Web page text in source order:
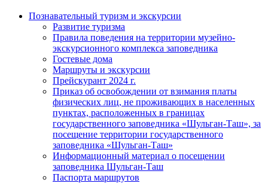
Познавательный туризм и экскурсии
Развитие туризма
Правила поведения на территории музейно-
экскурсионного комплекса заповедника
Гостевые дома
Маршруты и экскурсии
Прейскурант 2024 г.
Приказ об освобождении от взимания платы
физических лиц, не проживающих в населенных
пунктах, расположенных в границах
государственного заповедника «Шульган-Таш», за
посещение территории государственного
заповедника «Шульган-Таш»
Информационный материал о посещении
заповедника Шульган-Таш
Паспорта маршрутов